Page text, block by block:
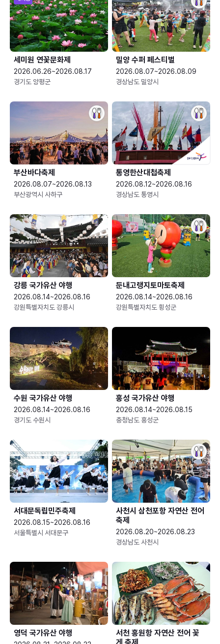
세미원 연꽃문화제
2026.06.26~2026.08.17
경기도 양평군
밀양 수퍼 페스티벌
2026.08.07~2026.08.09
경상남도 밀양시
부산바다축제
2026.08.07~2026.08.13
부산광역시 사하구
통영한산대첩축제
2026.08.12~2026.08.16
경상남도 통영시
강릉 국가유산 야행
2026.08.14~2026.08.16
강원특별자치도 강릉시
둔내고랭지토마토축제
2026.08.14~2026.08.16
강원특별자치도 횡성군
수원 국가유산 야행
2026.08.14~2026.08.16
경기도 수원시
홍성 국가유산 야행
2026.08.14~2026.08.15
충청남도 홍성군
서대문독립민주축제
2026.08.15~2026.08.16
서울특별시 서대문구
사천시 삼천포항 자연산 전어
축제
2026.08.20~2026.08.23
경상남도 사천시
영덕 국가유산 야행
서천 홍원항 자연산 전어 꽃